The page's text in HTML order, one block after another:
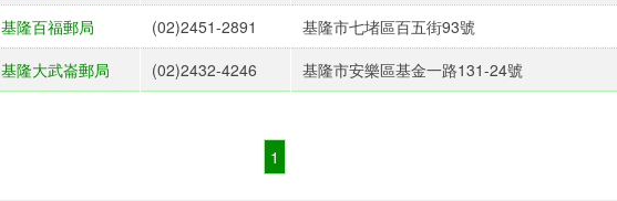
基隆百福郵局 (02)2451-2891
基隆市七堵區百五街93號‎
基隆大武崙郵局 (02)2432-4246 基隆市安樂區基金一路131-24號‎
1